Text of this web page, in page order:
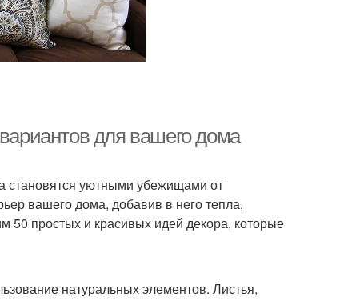
для вашего дома
становятся уютными убежищами от
вашего дома, добавив в него тепла,
50 простых и красивых идей декора, которые
натуральных элементов. Листья,